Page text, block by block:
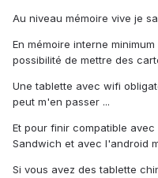
Au niveau mémoire vive je
En mémoire interne
possibilité de mettre des
Une tablette avec wifi
peut m'en passer ...
Et pour finir compatible
Sandwich et avec l'android
Si vous avez des tablette